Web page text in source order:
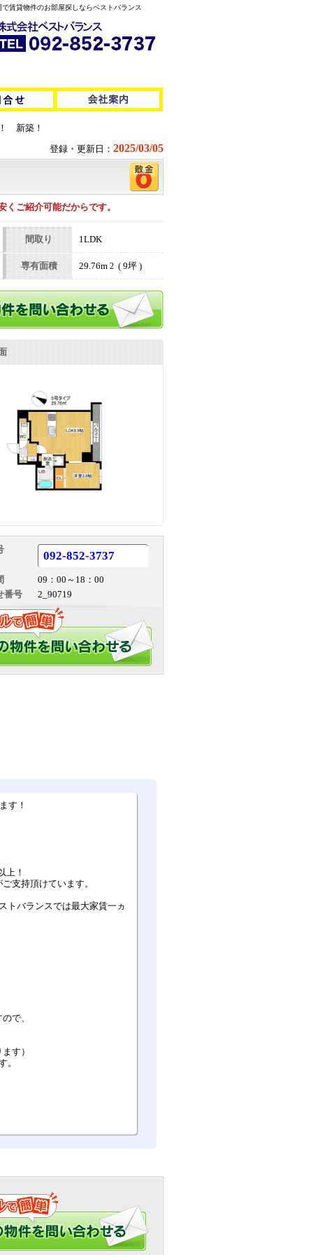
賃貸物件のお部屋探しならベストバランス
新築！
登録・更新日： 2025/03/05
ご紹介可能だからです。
間取り 1LDK
専有面積 29.76m 2( 9坪 )
092-852-3737
09：00～18：00
番号
2_90719
す！
上！
支持頂けています。
トバランスでは最大家賃一ヵ
で、
す）
。